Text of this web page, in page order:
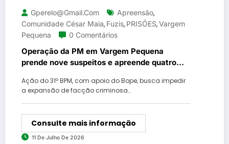
Gperelo@gmail.com Apreensão,
Comunidade César Maia, Fuzis, PRISÕES,Vargem
Pequena
0 Comentários
Operação da PM em Vargem Pequena
prende nove suspeitos e apreende quatro
Ação do 31º BPM, com apoio do Bope, busca impedir
a expansão de facção criminosa…
Consulte mais informação
11 De Julho De 2026